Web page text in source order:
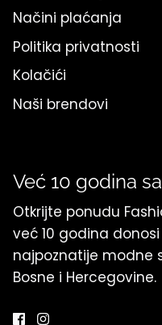
Načini plaćanja
Politika privatnosti
Kolačići
Naši brendovi
Već 10 godina
Otkrijte ponudu
već 10 godina
najpoznatije modne
Bosne i Hercegovine.